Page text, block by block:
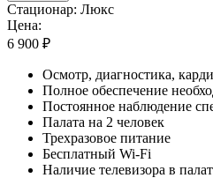
Стационар: Люкс
Цена:
6 900 ₽
Осмотр, диагностика,
Полное обеспечение
Постоянное наблюдение
Палата на 2 человек
Трехразовое питание
Бесплатный Wi-Fi
Наличие телевизора в